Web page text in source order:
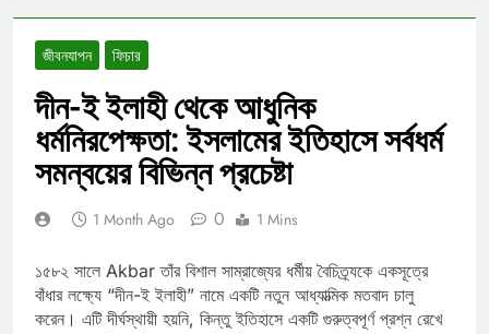
জীবনযাপন ফিচার
দীন-ই ইলাহী থেকে আধুনিক
ধর্মনিরপেক্ষতা: ইসলামের ইতিহাসে সর্বধর্ম
সমন্বয়ের বিভিন্ন প্রচেষ্টা
1 Month Ago 0 1 Mins
১৫৮২ সালে Akbar তাঁর বিশাল সাম্রাজ্যের ধর্মীয় বৈচিত্র্যকে একসূত্রে
বাঁধার লক্ষ্যে “দীন-ই ইলাহী” নামে একটি নতুন আধ্যাত্মিক মতবাদ চালু
করেন। এটি দীর্ঘস্থায়ী হয়নি, কিন্তু ইতিহাসে একটি গুরুত্বপূর্ণ প্রশ্ন রেখে